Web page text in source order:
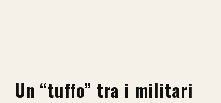
Un “tuffo” tra i militari